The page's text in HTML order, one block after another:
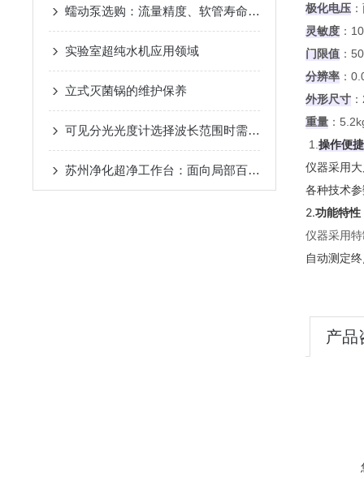
蠕动泵选购：流量精度、软管寿命的关键考量
实验室超纯水机应用领域
立式灭菌锅的维护保养
可见分光光度计选择波长范围时需要考虑以下几个因素
苏州净化超净工作台：面向局部百级洁净的通用型单向流空气净化设备
极化电压
灵敏度 ：
门限值 ：
分辨率 ：
外形尺寸
重量 ：
1. 操作便
仪器采用
各种技术
2.功能特性
仪器采用
自动测定
产品